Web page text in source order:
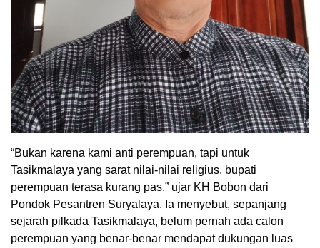
“Bukan karena kami anti perempuan, tapi untuk
Tasikmalaya yang sarat nilai-nilai religius, bupati
perempuan terasa kurang pas,” ujar KH Bobon dari
Pondok Pesantren Suryalaya. Ia menyebut, sepanjang
sejarah pilkada Tasikmalaya, belum pernah ada calon
perempuan yang benar-benar mendapat dukungan luas